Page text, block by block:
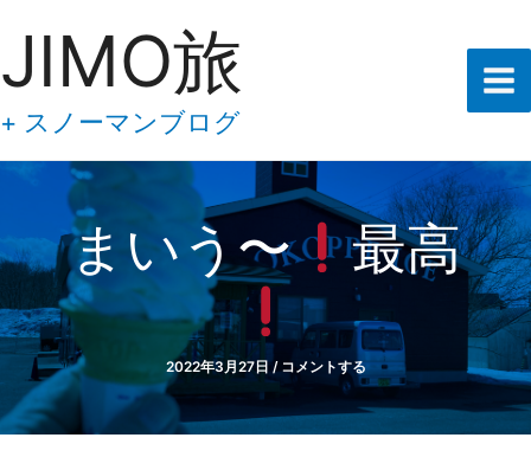
を
ス
JIMO旅
+ スノーマンブログ
まいう〜 最高
2022年3月27日/ コメントする
な
ー
ス
を
入
力
し
て
下
さ
い